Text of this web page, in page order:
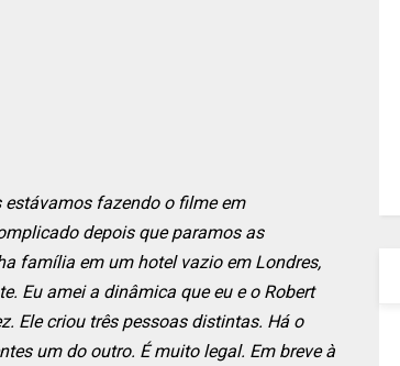
estávamos fazendo o filme em
depois que paramos as
família em um hotel vazio em Londres,
Eu amei a dinâmica que eu e o Robert
Ele criou três pessoas distintas. Há o
um do outro. É muito legal. Em breve à